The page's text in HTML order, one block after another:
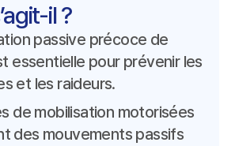
il ?
passive précoce de
essentielle pour prévenir les
et les raideurs.
de mobilisation motorisées
des mouvements passifs